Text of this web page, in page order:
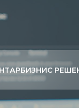
БИЗНИС